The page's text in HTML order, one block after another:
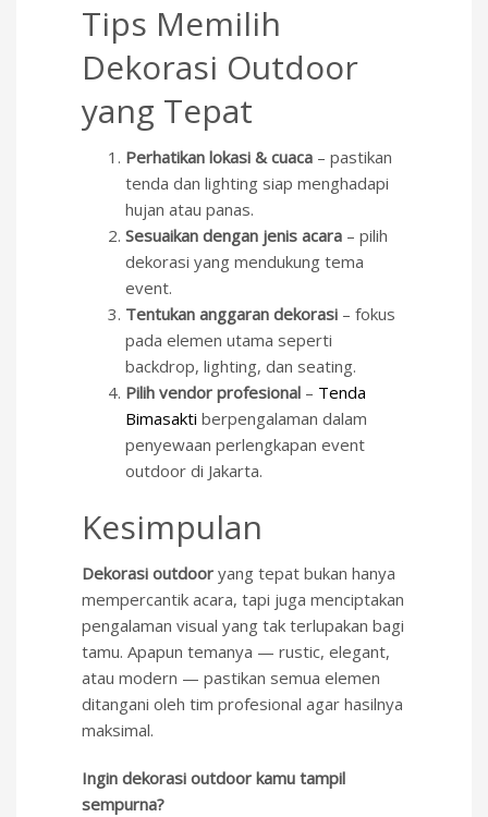
Tips Memilih
Dekorasi Outdoor
yang Tepat
Perhatikan lokasi & cuaca – pastikan
tenda dan lighting siap menghadapi
hujan atau panas.
Sesuaikan dengan jenis acara – pilih
dekorasi yang mendukung tema
event.
Tentukan anggaran dekorasi – fokus
pada elemen utama seperti
backdrop, lighting, dan seating.
Pilih vendor profesional – Tenda
Bimasakti berpengalaman dalam
penyewaan perlengkapan event
outdoor di Jakarta.
Kesimpulan
Dekorasi outdoor yang tepat bukan hanya
mempercantik acara, tapi juga menciptakan
pengalaman visual yang tak terlupakan bagi
tamu. Apapun temanya — rustic, elegant,
atau modern — pastikan semua elemen
ditangani oleh tim profesional agar hasilnya
maksimal.
Ingin dekorasi outdoor kamu tampil
sempurna?